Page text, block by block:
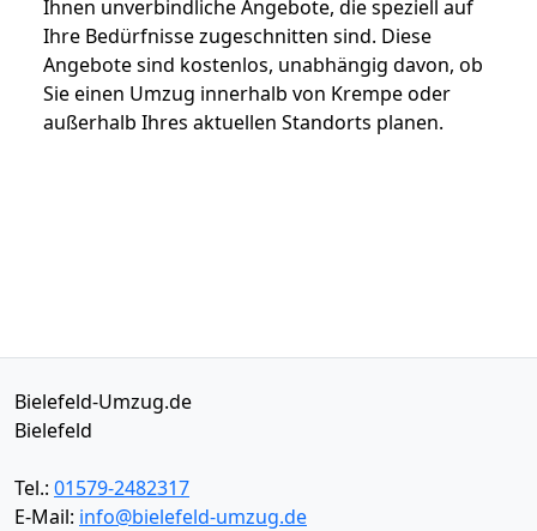
Ihnen unverbindliche Angebote, die speziell auf
Ihre Bedürfnisse zugeschnitten sind. Diese
Angebote sind kostenlos, unabhängig davon, ob
Sie einen Umzug innerhalb von Krempe oder
außerhalb Ihres aktuellen Standorts planen.
Bielefeld-Umzug.de
Bielefeld
Tel.: 01579-2482317
E-Mail: info@bielefeld-umzug.de